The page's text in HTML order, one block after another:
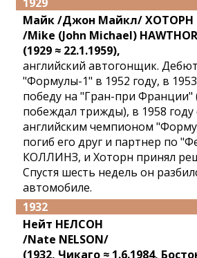
Майк /Джон Майкл/ ХОТОРН
/Mike (John Michael)
(1929 ≈ 22.1.1959),
английский автогонщик.
"Формулы-1" в 1952 году, в
победу на "Гран-при Франции"
побеждал трижды), в 1958
английским чемпионом
погиб его друг и партнер по
КОЛЛИНЗ, и Хоторн принял
Спустя шесть недель он
автомобиле.
1932
Нейт НЕЛСОН
/Nate NELSON/
(1932, Чикаго ≈ 1.6.1984,